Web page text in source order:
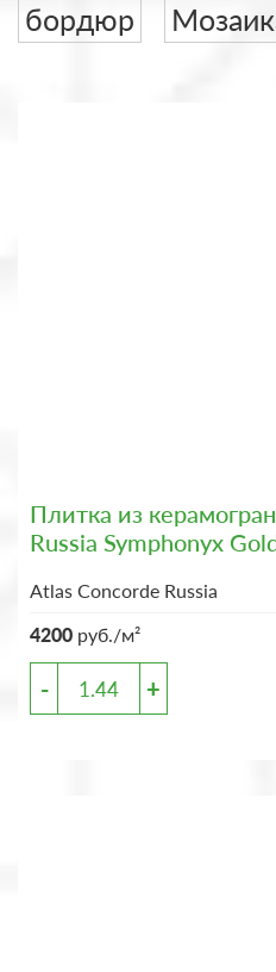
бордюр
Плитка из
Russia Symphonyx
Atlas Concorde Russia
4200 руб./м²
- +